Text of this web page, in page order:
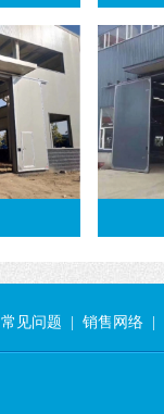
常见问题 销售网络